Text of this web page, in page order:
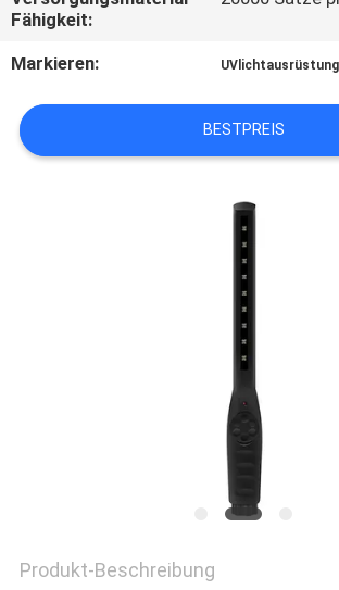
NACHRICHTEN
FORDERN
SIE
Fähigkeit:
Markieren: UVlichtausrüstung
BESTPREIS
Produkt-Beschreibung